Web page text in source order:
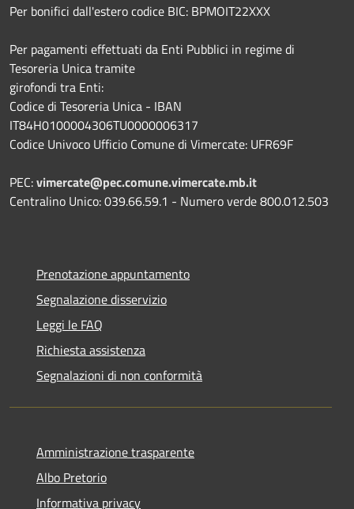
Per bonifici dall'estero codice BIC: BPMOIT22XXX
Per pagamenti effettuati da Enti Pubblici in regime di
Tesoreria Unica tramite
girofondi tra Enti:
Codice di Tesoreria Unica - IBAN
IT84H0100004306TU0000006317
Codice Univoco Ufficio Comune di Vimercate: UFR69F
PEC:vimercate@pec.comune.vimercate.mb.it
Centralino Unico: 039.66.59.1 - Numero verde 800.012.503
Prenotazione appuntamento
Segnalazione disservizio
Leggi le FAQ
Richiesta assistenza
Segnalazioni di non conformità
Amministrazione trasparente
Albo Pretorio
Informativa privacy